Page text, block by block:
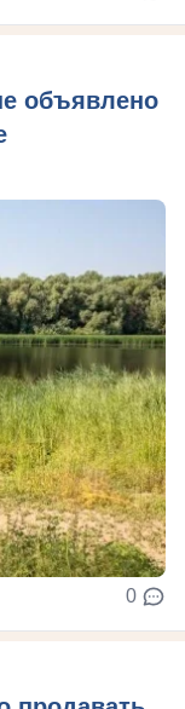
объявлено
0